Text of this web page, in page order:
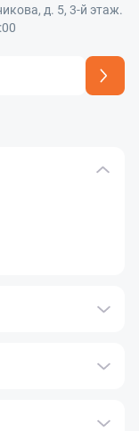
д. 5, 3-й этаж.